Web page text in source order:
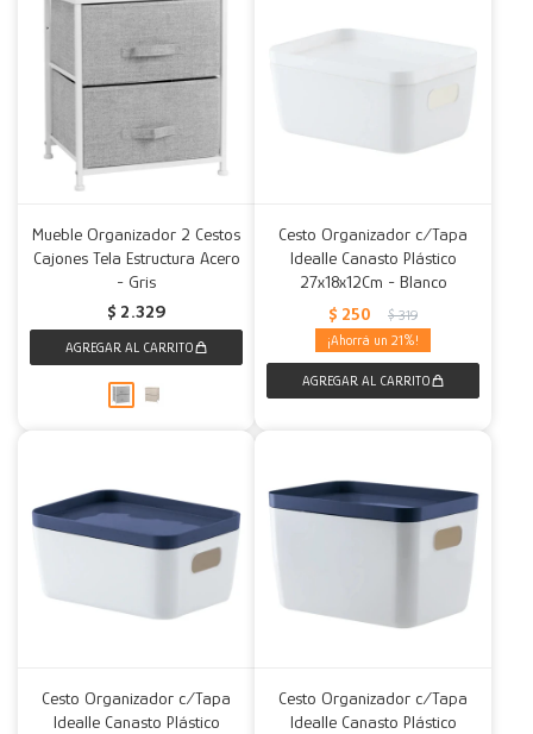
Mueble Organizador 2 Cestos
Cajones Tela Estructura Acero
- Gris
$ 2.329
Cesto Organizador c/Tapa
Idealle Canasto Plástico
27x18x12Cm - Blanco
$ 250 $ 319
21
Cesto Organizador c/Tapa
Idealle Canasto Plástico
Cesto Organizador c/Tapa
Idealle Canasto Plástico